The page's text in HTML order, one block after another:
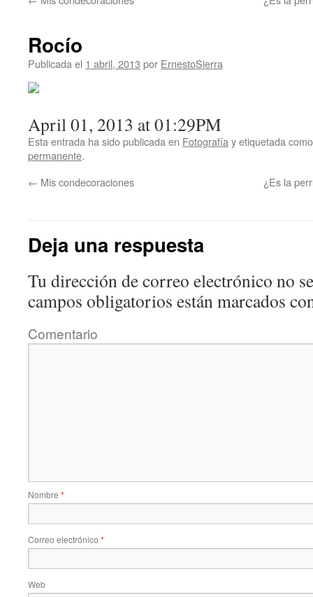
Rocío
Publicada el 1 abril, 2013 por ErnestoSierra
April 01, 2013 at 01:29PM
Esta entrada ha sido publicada en Fotografía y etiquetada
permanente.
← Mis condecoraciones ¿Es la
Deja una respuesta
Tu dirección de correo electrónico no
campos obligatorios están marcados
Comentario
Nombre *
Correo electrónico *
Web